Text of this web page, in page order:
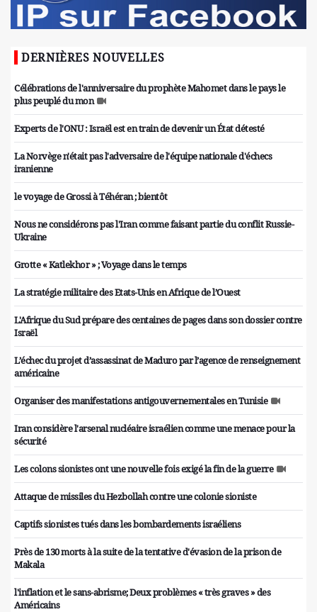
DERNIÈRES NOUVELLES
Célébrations de l'anniversaire du prophète Mahomet dans le pays le
plus peuplé du mon
Experts de l'ONU : Israël est en train de devenir un État détesté
La Norvège n'était pas l'adversaire de l'équipe nationale d'échecs
iranienne
le voyage de Grossi à Téhéran ; bientôt
Nous ne considérons pas l'Iran comme faisant partie du conflit Russie-
Ukraine
Grotte « Katlekhor » ; Voyage dans le temps
La stratégie militaire des Etats-Unis en Afrique de l’Ouest
L'Afrique du Sud prépare des centaines de pages dans son dossier contre
Israël
L’échec du projet d’assassinat de Maduro par l’agence de renseignement
américaine
Organiser des manifestations antigouvernementales en Tunisie
Iran considère l'arsenal nucléaire israélien comme une menace pour la
sécurité
Les colons sionistes ont une nouvelle fois exigé la fin de la guerre
Attaque de missiles du Hezbollah contre une colonie sioniste
Captifs sionistes tués dans les bombardements israéliens
Près de 130 morts à la suite de la tentative d'évasion de la prison de
Makala
l'inflation et le sans-abrisme; Deux problèmes « très graves » des
Américains